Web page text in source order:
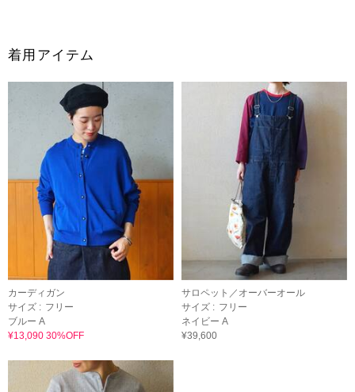
着用アイテム
カーディガン
サイズ : フリー
ブルー A
¥13,090 30%OFF
サロペット／オーバーオール
サイズ : フリー
ネイビー A
¥39,600